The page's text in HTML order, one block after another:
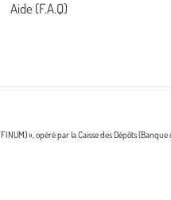
Aide (F.A.Q)
», opéré par la Caisse des Dépôts (Banque